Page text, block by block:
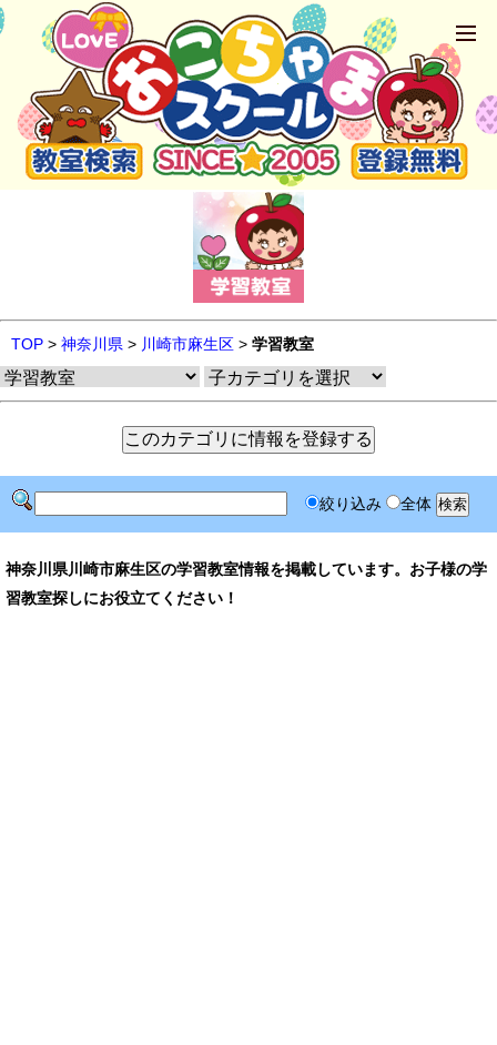
TOP > 神奈川県 > 川崎市麻生区 > 学習教室
絞り込み 全体
神奈川県川崎市麻生区の学習教室情報を掲載しています。お子様の学
習教室探しにお役立てください！